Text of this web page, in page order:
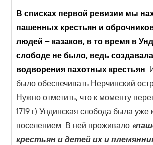
В списках первой ревизии мы
пашенных крестьян и
людей – казаков, в то время в
слободе не было, ведь
водворения пахотных крестьян .
было обеспечивать Нерчинский
Нужно отметить, что к моменту
1719 г) Ундинская слобода была уже
поселением. В ней проживало
крестьян и детей их и